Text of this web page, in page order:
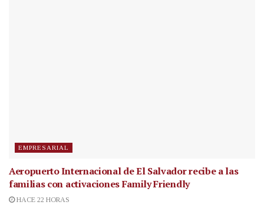
EMPRESARIAL
Aeropuerto Internacional de El Salvador recibe a las
familias con activaciones Family Friendly
HACE 22 HORAS